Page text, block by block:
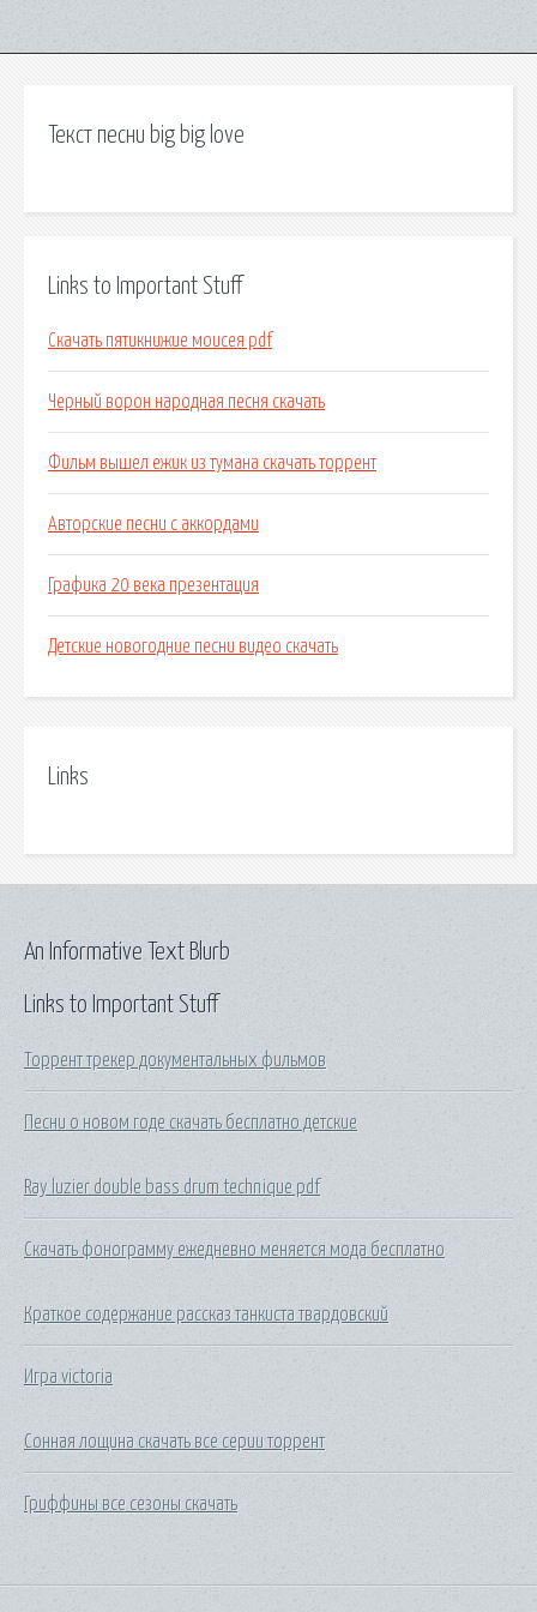
Текст песни big big love
Links to Important Stuff
Скачать пятикнижие моисея pdf
Черный ворон народная песня скачать
Фильм вышел ежик из тумана скачать торрент
Авторские песни с аккордами
Графика 20 века презентация
Детские новогодние песни видео скачать
Links
Links to Important Stuff
Торрент трекер документальных фильмов
Песни о новом годе скачать бесплатно детские
Ray luzier double bass drum technique pdf
Скачать фонограмму ежедневно меняется мода бесплатно
Краткое содержание рассказ танкиста твардовский
Игра victoria
Сонная лощина скачать все серии торрент
Гриффины все сезоны скачать
An Informative Text Blurb